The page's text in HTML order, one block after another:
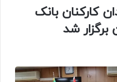
کارکنان بانک
شد